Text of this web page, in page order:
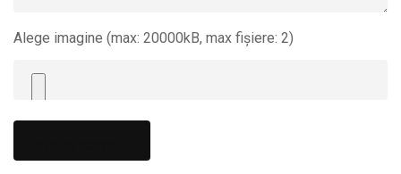
Alege imagine (max: 20000kB, max fișiere: 2)